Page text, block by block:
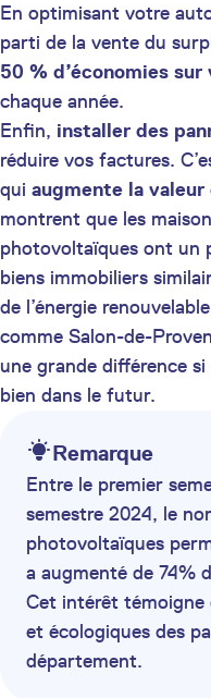
En optimisant votre
parti de la vente du
50 % d’économies
chaque année.
Enfin, installer des
réduire vos factures.
qui augmente la
montrent que les
photovoltaïques ont un
biens immobiliers
de l’énergie
comme Salon-de-
une grande différence
bien dans le futur.
Remarque
Entre le premier
semestre 2024, le
photovoltaïques
a augmenté de 74%
Cet intérêt témoigne
et écologiques des
département.